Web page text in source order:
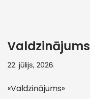
Valdzinājums
22. jūlijs, 2026.
«Valdzinājums»